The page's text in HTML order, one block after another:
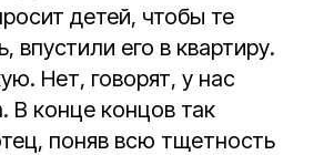
детей, чтобы те
впустили его в квартиру.
Нет, говорят, у нас
В конце концов так
поняв всю тщетность